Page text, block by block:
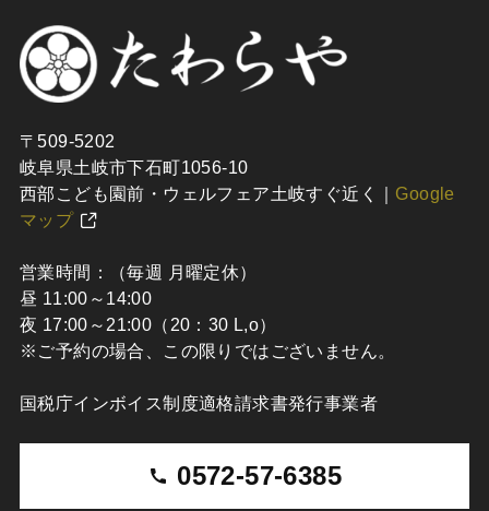
〒509-5202
岐阜県土岐市下石町1056-10
西部こども園前・ウェルフェア土岐すぐ近く｜ Google
マップ
営業時間：（毎週 月曜定休）
昼 11:00～14:00
夜 17:00～21:00（20：30 L,o）
※ご予約の場合、この限りではございません。
国税庁インボイス制度適格請求書発行事業者
0572-57-6385